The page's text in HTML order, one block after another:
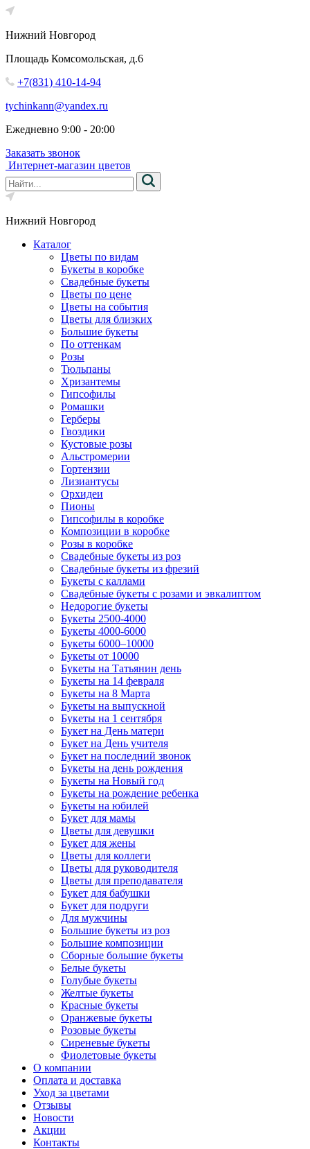
Нижний Новгород
Площадь Комсомольская, д.6
+7(831) 410-14-94
tychinkann@yandex.ru
Ежедневно 9:00 - 20:00
Заказать звонок
Интернет-магазин цветов
Нижний Новгород
Каталог
Цветы по видам
Букеты в коробке
Свадебные букеты
Цветы по цене
Цветы на события
Цветы для близких
Большие букеты
По оттенкам
Розы
Тюльпаны
Хризантемы
Гипсофилы
Ромашки
Герберы
Гвоздики
Кустовые розы
Альстромерии
Гортензии
Лизиантусы
Орхидеи
Пионы
Гипсофилы в коробке
Композиции в коробке
Розы в коробке
Свадебные букеты из роз
Свадебные букеты из фрезий
Букеты с каллами
Свадебные букеты с розами и эвкалиптом
Недорогие букеты
Букеты 2500-4000
Букеты 4000-6000
Букеты 6000–10000
Букеты от 10000
Букеты на Татьянин день
Букеты на 14 февраля
Букеты на 8 Марта
Букеты на выпускной
Букеты на 1 сентября
Букет на День матери
Букет на День учителя
Букет на последний звонок
Букеты на день рождения
Букеты на Новый год
Букеты на рождение ребенка
Букеты на юбилей
Букет для мамы
Цветы для девушки
Букет для жены
Цветы для коллеги
Цветы для руководителя
Цветы для преподавателя
Букет для бабушки
Букет для подруги
Для мужчины
Большие букеты из роз
Большие композиции
Сборные большие букеты
Белые букеты
Голубые букеты
Желтые букеты
Красные букеты
Оранжевые букеты
Розовые букеты
Сиреневые букеты
Фиолетовые букеты
О компании
Оплата и доставка
Уход за цветами
Отзывы
Новости
Акции
Контакты